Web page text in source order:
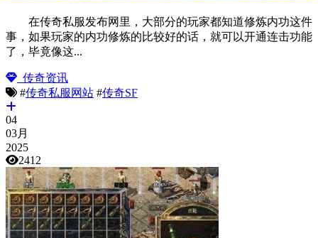
在传奇私服发布网里，大部分的玩家都知道修炼内功这件
事，如果玩家的内功修炼的比较好的话，就可以开通连击功能
了，毕竟像这...
传奇资讯
#传奇私服网站 #传奇SF
04
03月
2025
2412